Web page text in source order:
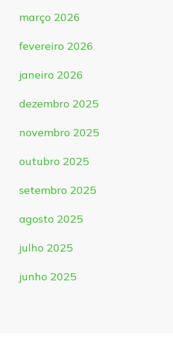
março 2026
fevereiro 2026
janeiro 2026
dezembro 2025
novembro 2025
outubro 2025
setembro 2025
agosto 2025
julho 2025
junho 2025